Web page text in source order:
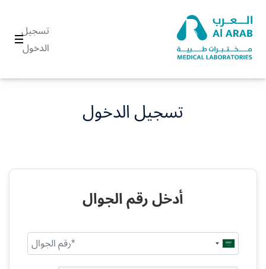
تسجيل
الدخول
تسجيل الدخول
أدخل رقم الجوال
Saudi
Arabia